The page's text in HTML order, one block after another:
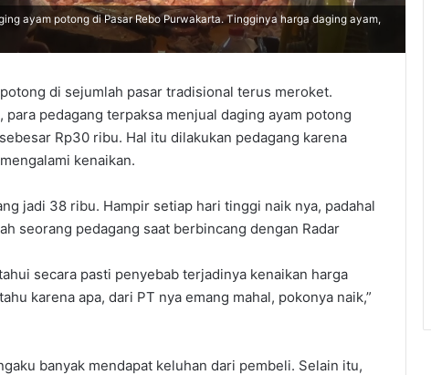
ayam potong di Pasar Rebo Purwakarta. Tingginya harga daging ayam,
potong di sejumlah pasar tradisional terus meroket.
pedagang terpaksa menjual daging ayam potong
Rp30 ribu. Hal itu dilakukan pedagang karena
kenaikan.
jadi 38 ribu. Hampir setiap hari tinggi naik nya, padahal
seorang pedagang saat berbincang dengan Radar
secara pasti penyebab terjadinya kenaikan harga
karena apa, dari PT nya emang mahal, pokonya naik,”
banyak mendapat keluhan dari pembeli. Selain itu,